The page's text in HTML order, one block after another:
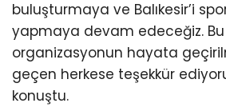
buluşturmaya ve Balıkesir’i
yapmaya devam edeceğiz.
organizasyonun hayata
geçen herkese teşekkür
konuştu.